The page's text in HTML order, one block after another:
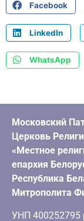
Facebook
LinkedIn
WhatsApp
Московский
Церковь
«Местное
епархия
Республика
Митрополита
УНП 400252795